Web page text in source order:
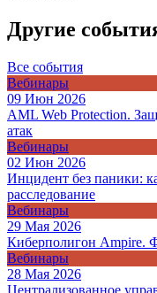
Другие
Все события
Вебинары
09 Июн 2026
AML Web Protection.
атак
Вебинары
02 Июн 2026
Инцидент без паники:
расследование
Вебинары
29 Мая 2026
Киберполигон Ampire.
Вебинары
28 Мая 2026
Централизованное